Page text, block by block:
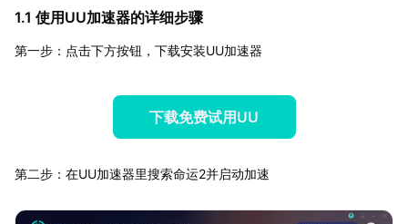
1.1 使用UU加速器的详细步骤
第一步：点击下方按钮，下载安装UU加速器
下载免费试用UU
第二步：在UU加速器里搜索命运2并启动加速